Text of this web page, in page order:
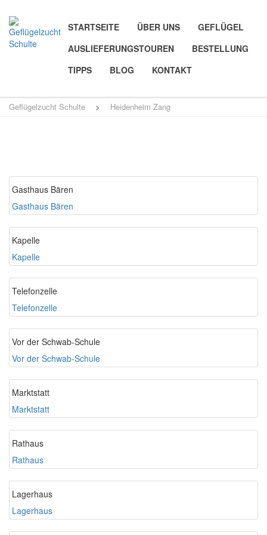
STARTSEITE ÜBER UNS
GEFLÜGEL
AUSLIEFERUNGSTOUREN
BESTELLUNG
TIPPS
BLOG KONTAKT
Geflügelzucht Schulte > Heidenheim Zang
Gasthaus Bären
Gasthaus Bären
Kapelle
Kapelle
Telefonzelle
Telefonzelle
Vor der Schwab-Schule
Vor der Schwab-Schule
Marktstatt
Marktstatt
Rathaus
Rathaus
Lagerhaus
Lagerhaus